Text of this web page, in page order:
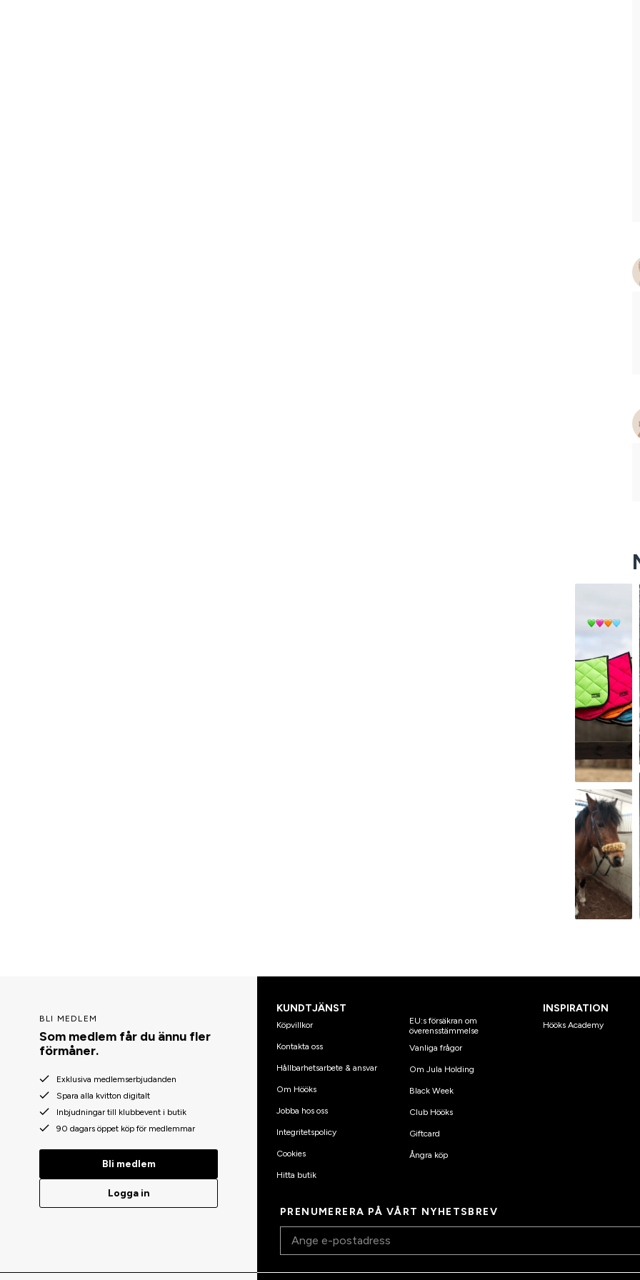
BLI MEDLEM
Som medlem får du ännu fler
förmåner.
Exklusiva medlemserbjudanden
Spara alla kvitton digitalt
Inbjudningar till klubbevent i butik
90 dagars öppet köp för medlemmar
Bli medlem
Logga in
KUNDTJÄNST
Köpvillkor
Kontakta oss
Hållbarhetsarbete & ansvar
Om Hööks
Jobba hos oss
Integritetspolicy
Cookies
Hitta butik
EU:s försäkran om
överensstämmelse
Vanliga frågor
Om Jula Holding
Black Week
Club Hööks
Giftcard
Ångra köp
INSPIRATION
Hööks Academy
PRENUMERERA PÅ VÅRT NYHETSBREV